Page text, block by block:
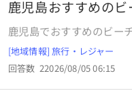
鹿児島おすすめの
鹿児島でおすすめのビーチを教え
鹿児島に行く予定です。
ですが、おすすめのビー
本土、種子島、屋久島に
移動を考えています。 ま
[地域情報] 旅行・レジャー
回答数 22026/08/05 06:15